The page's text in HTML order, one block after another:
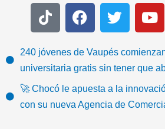
T
i
t
o
k
F
a
e
b
o
o
k
T
w
t
t
e
Y
o
t
u
b
240 jóvenes de Vaupés
universitaria gratis sin tener que
🚀 Chocó le apuesta a la
con su nueva Agencia de